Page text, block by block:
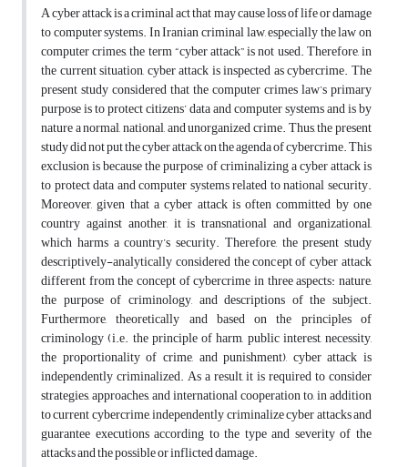
A cyber attack is a criminal act that may cause loss of life or damage
to computer systems. In Iranian criminal law, especially the law on
computer crimes, the term “cyber attack” is not used. Therefore, in
the current situation, cyber attack is inspected as cybercrime. The
present study considered that the computer crimes law’s primary
purpose is to protect citizens’ data and computer systems and is by
nature a normal, national, and unorganized crime. Thus, the present
study did not put the cyber attack on the agenda of cybercrime. This
exclusion is because the purpose of criminalizing a cyber attack is
to protect data and computer systems related to national security.
Moreover, given that a cyber attack is often committed by one
country against another, it is transnational and organizational,
which harms a country’s security. Therefore, the present study
descriptively-analytically considered the concept of cyber attack
different from the concept of cybercrime in three aspects: nature,
the purpose of criminology, and descriptions of the subject.
Furthermore, theoretically and based on the principles of
criminology (i.e. the principle of harm, public interest, necessity,
the proportionality of crime, and punishment), cyber attack is
independently criminalized. As a result, it is required to consider
strategies, approaches, and international cooperation to, in addition
to current cybercrime, independently criminalize cyber attacks and
guarantee executions according to the type and severity of the
attacks and the possible or inflicted damage.